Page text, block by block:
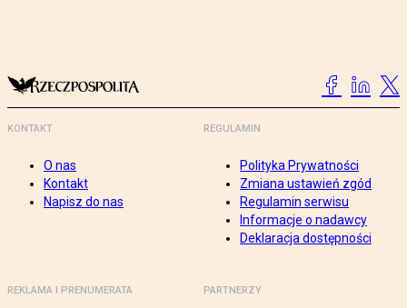
KONTAKT
O nas
Kontakt
Napisz do nas
REGULAMIN
Polityka Prywatności
Zmiana ustawień zgód
Regulamin serwisu
Informacje o nadawcy
Deklaracja dostępności
REKLAMA I PRENUMERATA PARTNERZY